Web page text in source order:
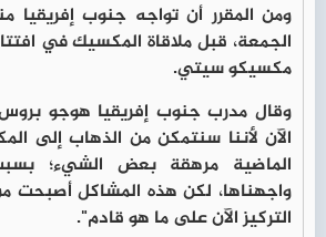
ومن المقرر أن تواجه جنوب إفريقيا
الجمعة، قبل ملاقاة المكسيك في
مكسيكو سيتي.
وقال مدرب جنوب إفريقيا هوجو
الآن لأننا سنتمكن من الذهاب إلى
الماضية مرهقة بعض الشيء؛
واجهناها، لكن هذه المشاكل أصبحت
التركيز الآن على ما هو قادم".